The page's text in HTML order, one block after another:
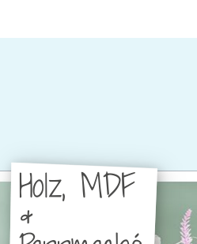
Holz, MDF
&